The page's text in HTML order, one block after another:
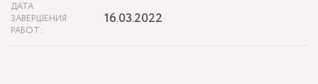
ДАТА
ЗАВЕРШЕНИЯ
РАБОТ:
16.03.2022